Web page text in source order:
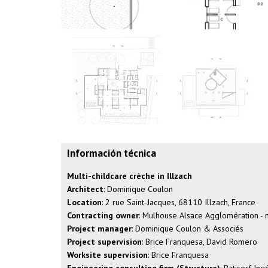
Información técnica
Multi-childcare crèche in Illzach
Architect: Dominique Coulon
Location: 2 rue Saint-Jacques, 68110 Illzach, France
Contracting owner: Mulhouse Alsace Agglomération -
Project manager: Dominique Coulon & Associés
Project supervision: Brice Franquesa, David Romero
Worksite supervision: Brice Franquesa